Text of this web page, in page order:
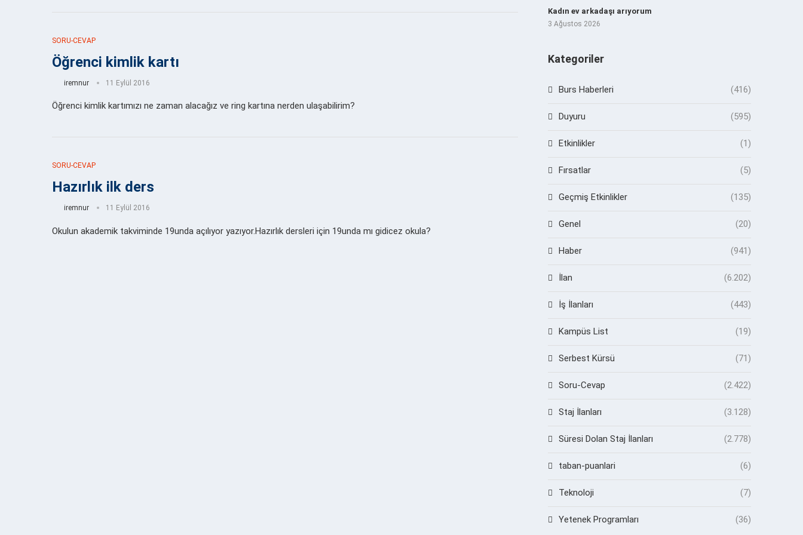
SORU-CEVAP
Öğrenci kimlik kartı
iremnur 11 Eylül 2016
Öğrenci kimlik kartımızı ne zaman alacağız ve ring kartına nerden ulaşabilirim?
SORU-CEVAP
Hazırlık ilk ders
iremnur 11 Eylül 2016
Okulun akademik takviminde 19unda açılıyor yazıyor.Hazırlık dersleri için 19unda mı gidicez okula?
Kadın ev arkadaşı arıyorum
3 Ağustos 2026
Kategoriler
Burs Haberleri (416)
Duyuru (595)
Etkinlikler (1)
Fırsatlar (5)
Geçmiş Etkinlikler (135)
Genel (20)
Haber (941)
İlan (6.202)
İş İlanları (443)
Kampüs List (19)
Serbest Kürsü (71)
Soru-Cevap (2.422)
Staj İlanları (3.128)
Süresi Dolan Staj İlanları (2.778)
taban-puanlari (6)
Teknoloji (7)
Yetenek Programları (36)